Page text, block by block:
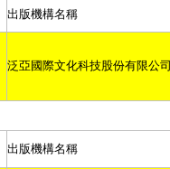
出版機構名稱
泛亞國際文化科技股份有限公司
出版機構名稱